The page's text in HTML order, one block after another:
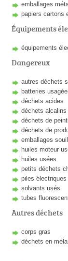
emballages
papiers cartons
Équipements
équipements
Dangereux
autres déchets
batteries
déchets acides
déchets alcalins
déchets de
déchets de
emballages
huiles moteur
huiles usées
petits déchets
piles électriques
solvants usés
tubes
Autres déchets
corps gras
déchets en